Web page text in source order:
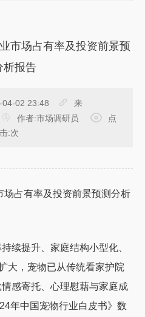
市场占有率及投资前景预
析报告
04-02 23:48
来
作者:市场调研员
点
击:次
场占有率及投资前景预测分析
续提升、家庭结构小型化、
大，宠物已从传统看家护院
感寄托、心理慰藉与家庭成
年中国宠物行业白皮书》数